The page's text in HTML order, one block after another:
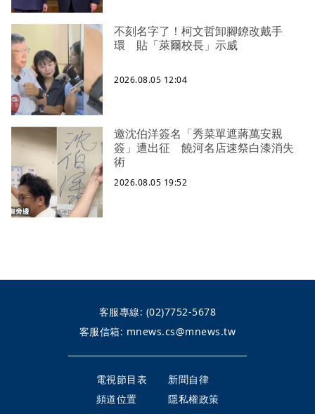
不刻名字了！柯文哲卸腳鐐改戴手
環 貼「萊爾校長」示威
2026.08.05 12:04
邀沈伯洋簽名「秀菜單遮蔣萬安親
簽」遭出征 饒河名店速祭白漆消失
術
2026.08.05 19:52
客服專線: (02)7752-5678
客服信箱: mnews.cs@mnews.tw
電視節目表
新聞自律
頻道位置
隱私權政策